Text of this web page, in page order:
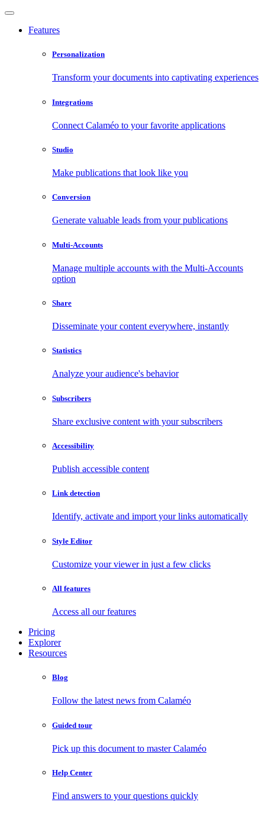
Features
Personalization
Transform your documents into captivating experiences
Integrations
Connect Calaméo to your favorite applications
Studio
Make publications that look like you
Conversion
Generate valuable leads from your publications
Multi-Accounts
Manage multiple accounts with the Multi-Accounts
option
Share
Disseminate your content everywhere, instantly
Statistics
Analyze your audience's behavior
Subscribers
Share exclusive content with your subscribers
Accessibility
Publish accessible content
Link detection
Identify, activate and import your links automatically
Style Editor
Customize your viewer in just a few clicks
All features
Access all our features
Pricing
Explorer
Resources
Blog
Follow the latest news from Calaméo
Guided tour
Pick up this document to master Calaméo
Help Center
Find answers to your questions quickly